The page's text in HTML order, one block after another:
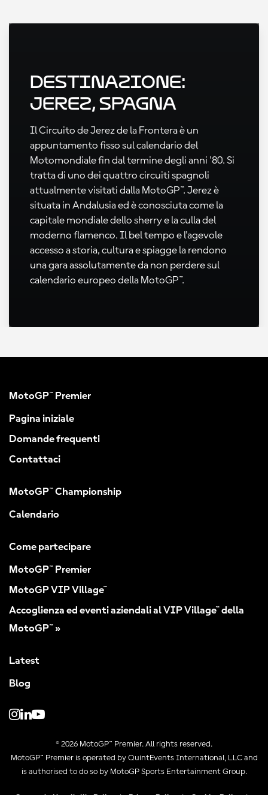
Destinazione:
Jerez, Spagna
Il Circuito de Jerez de la Frontera è un
appuntamento fisso sul calendario del
Motomondiale fin dal termine degli anni '80. Si
tratta di uno dei quattro circuiti spagnoli
attualmente visitati dalla MotoGP™. Jerez è
situata in Andalusia ed è conosciuta come la
capitale mondiale dello sherry e la culla del
moderno flamenco. Il bel tempo e l'agevole
accesso a storia, cultura e spiagge la rendono
una gara assolutamente da non perdere sul
calendario europeo della MotoGP™.
MotoGP™ Premier
Pagina iniziale
Domande frequenti
Contattaci
MotoGP™ Championship
Calendario
Come partecipare
MotoGP™ Premier
MotoGP VIP Village™
Accoglienza ed eventi aziendali al VIP Village™ della
MotoGP™ »
Latest
Blog
© 2026 MotoGP™ Premier. All rights reserved.
MotoGP™ Premier is operated by QuintEvents International, LLC and
is authorised to do so by MotoGP Sports Entertainment Group.